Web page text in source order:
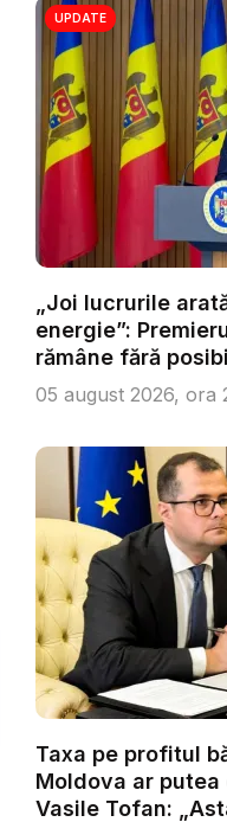
UPDATE
„Joi lucrurile
energie”:
rămâne fără
05 august 2026, ora
Taxa pe profitul
Moldova ar
Vasile Tofan: